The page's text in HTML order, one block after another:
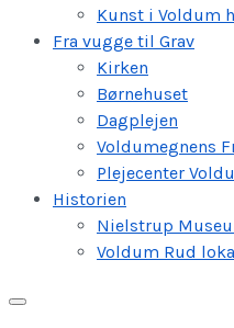
Kunst i Voldum
Fra vugge til Grav
Kirken
Børnehuset
Dagplejen
Voldumegnens
Plejecenter
Historien
Nielstrup
Voldum Rud